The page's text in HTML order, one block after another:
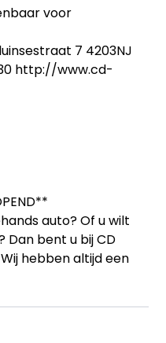
voor
7 4203NJ
http://www.cd-
auto? Of u wilt
Dan bent u bij CD
hebben altijd een